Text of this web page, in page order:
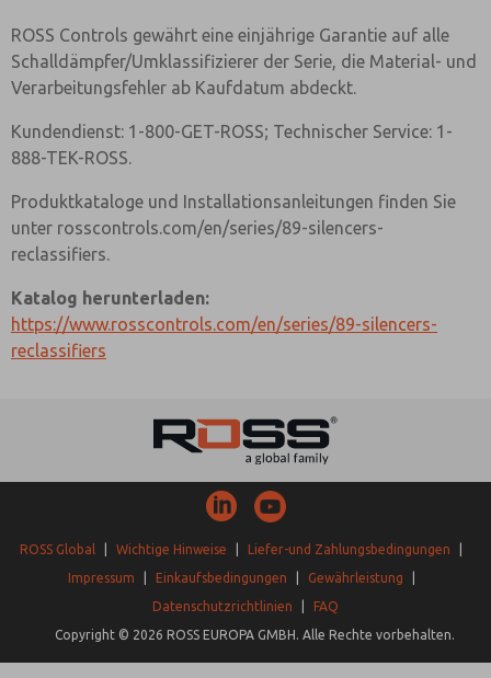
ROSS Controls gewährt eine einjährige Garantie auf alle
Schalldämpfer/Umklassifizierer der Serie, die Material- und
Verarbeitungsfehler ab Kaufdatum abdeckt.
Kundendienst: 1-800-GET-ROSS; Technischer Service: 1-
888-TEK-ROSS.
Produktkataloge und Installationsanleitungen finden Sie
unter rosscontrols.com/en/series/89-silencers-
reclassifiers.
Katalog herunterladen:
https://www.rosscontrols.com/en/series/89-silencers-
reclassifiers
ROSS Global Wichtige Hinweise Liefer-und Zahlungsbedingungen
Impressum
Einkaufsbedingungen Gewährleistung
Datenschutzrichtlinien
FAQ
Copyright © 2026 ROSS EUROPA GMBH. Alle Rechte vorbehalten.